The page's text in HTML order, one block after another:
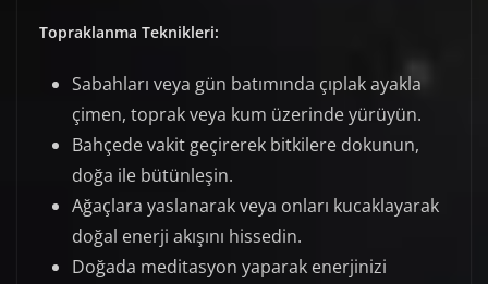
Topraklanma Teknikleri:
Sabahları veya gün batımında çıplak ayakla
çimen, toprak veya kum üzerinde yürüyün.
Bahçede vakit geçirerek bitkilere dokunun,
doğa ile bütünleşin.
Ağaçlara yaslanarak veya onları kucaklayarak
doğal enerji akışını hissedin.
Doğada meditasyon yaparak enerjinizi